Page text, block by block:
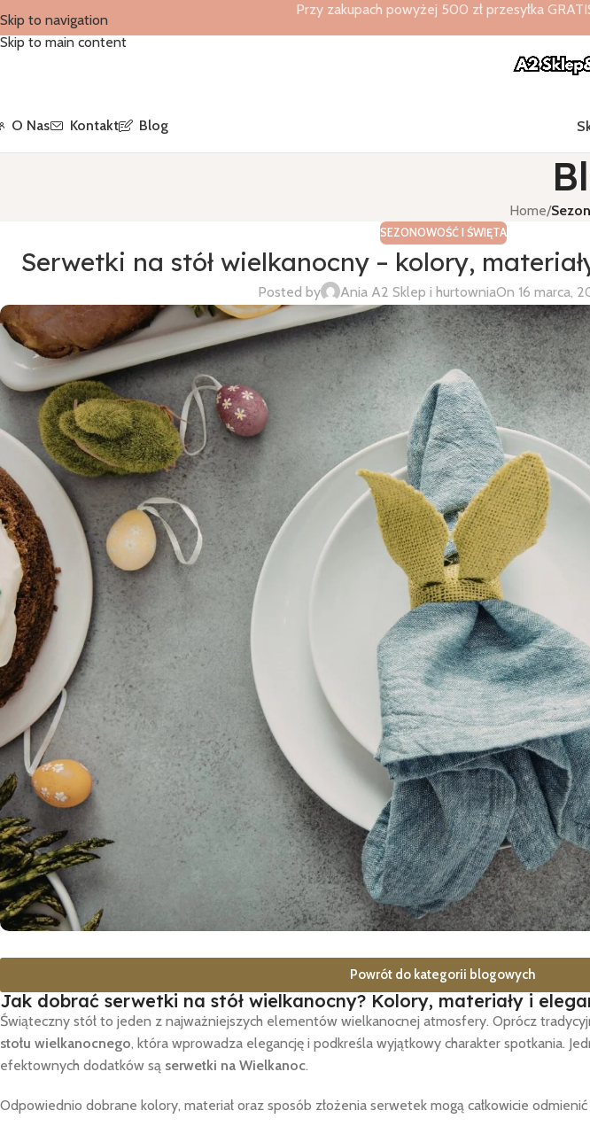
Skip to navigation
Skip to main content
Przy zakupach powyżej 500 zł przesyłka
O Nas Kontakt Blog
Home/
SEZONOWOŚĆ I ŚWIĘTA
Serwetki na stół wielkanocny – kolory,
Posted by Ania A2 Sklep i hurtowniaOn 16 marca,
Powrót do kategorii blogowych
Jak dobrać serwetki na stół wielkanocny? Kolory, materiały i
Świąteczny stół to jeden z najważniejszych elementów wielkanocnej atmosfery. Oprócz
stołu wielkanocnego, która wprowadza elegancję i podkreśla wyjątkowy charakter spotkania.
efektownych dodatków są serwetki na Wielkanoc.
Odpowiednio dobrane kolory, materiał oraz sposób złożenia serwetek mogą całkowicie